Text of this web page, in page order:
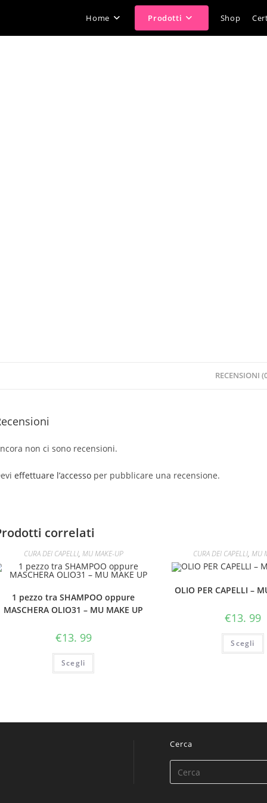
Home Prodotti Shop
RECENSIONI
non ci sono recensioni.
effettuare l’accesso per pubblicare una recensione.
correlati
CURA DEI CAPELLI, MU MAKE-UP
1 pezzo tra SHAMPOO oppure
MASCHERA OLIO31 – MU MAKE UP
€13. 99
Scegli
CURA DEI CAPELLI, MU
OLIO PER CAPELLI –
€13. 99
Scegli
Cerca